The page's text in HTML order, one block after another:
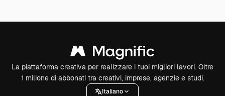
La piattaforma creativa per realizzare i tuoi migliori lavori. Oltre
1 milione di abbonati tra creativi, imprese, agenzie e studi.
Italiano